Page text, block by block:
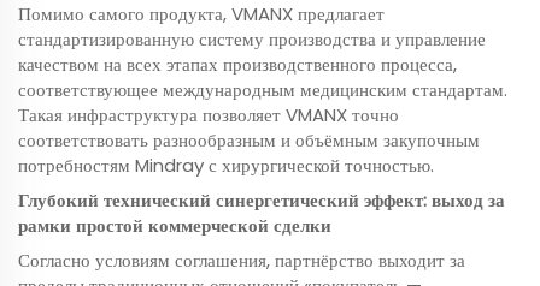
Помимо самого продукта, VMANX предлагает
стандартизированную систему производства и управление
качеством на всех этапах производственного процесса,
соответствующее международным медицинским стандартам.
Такая инфраструктура позволяет VMANX точно
соответствовать разнообразным и объёмным закупочным
потребностям Mindray с хирургической точностью.
Глубокий технический синергетический эффект: выход за
рамки простой коммерческой сделки
Согласно условиям соглашения, партнёрство выходит за